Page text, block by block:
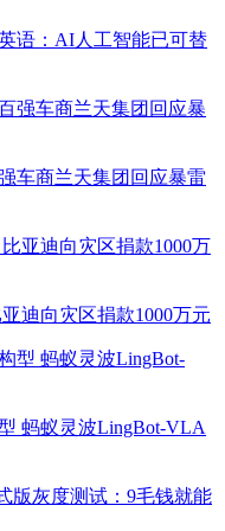
语：AI人工智能已可替
车商兰天集团回应暴雷
迪向灾区捐款1000万元
蚂蚁灵波LingBot-VLA